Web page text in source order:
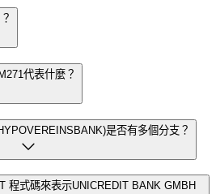
代表什麼？
是否有多個分支？
程式碼來表示UNICREDIT BANK GMBH